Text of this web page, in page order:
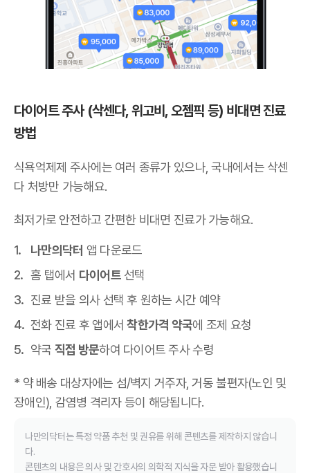
다이어트 주사 (삭센다, 위고비, 오젬픽 등) 비대면 진료
방법
식욕억제제 주사에는 여러 종류가 있으나,국내에서는 삭센
다 처방만 가능해요.
최저가로 안전하고 간편한 비대면 진료가 가능해요.
나만의닥터 앱 다운로드
홈 탭에서 다이어트선택
진료 받을 의사 선택 후 원하는 시간 예약
전화 진료 후 앱에서착한가격 약국에 조제 요청
약국 직접 방문하여 다이어트 주사 수령
* 약 배송 대상자에는 섬/벽지 거주자, 거동 불편자(노인 및
장애인), 감염병 격리자 등이 해당됩니다.
나만의닥터는 특정 약품 추천 및 권유를 위해 콘텐츠를 제작하지 않습니
다.
콘텐츠의 내용은 의사 및 간호사의 의학적 지식을 자문 받아 활용했습니